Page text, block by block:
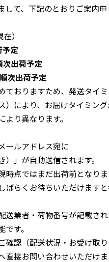
て、下記のとおりご案内申
）
予定
次出荷予定
次出荷予定
おりますため、発送タイミ
により、お届けタイミング
り異なります。
ールアドレス宛に
）」が自動送信されます。
点ではまだ出荷前となりま
らくお待ちいただけますと
業者・荷物番号が記載され
す。
認（配送状況・お受け取
接お問い合わせいただけま